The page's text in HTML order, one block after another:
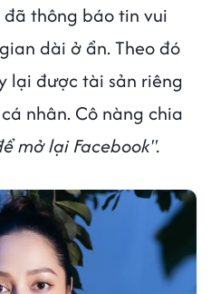
đã thông báo tin vui
dài ở ẩn. Theo đó
lại được tài sản riêng
nhân. Cô nàng chia
mở lại Facebook".